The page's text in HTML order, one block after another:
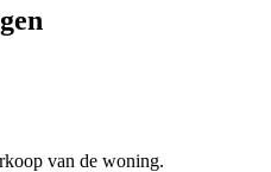
van de woning.